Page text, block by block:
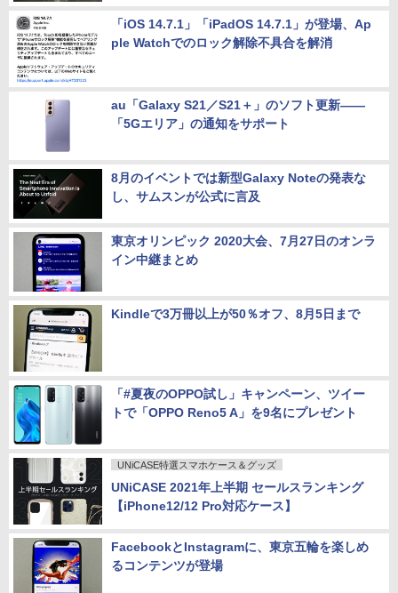
「iOS 14.7.1」「iPadOS 14.7.1」が登場、Ap
ple Watchでのロック解除不具合を解消
au「Galaxy S21／S21＋」のソフト更新――
「5Gエリア」の通知をサポート
8月のイベントでは新型Galaxy Noteの発表な
し、サムスンが公式に言及
東京オリンピック 2020大会、7月27日のオンラ
イン中継まとめ
Kindleで3万冊以上が50％オフ、8月5日まで
「#夏夜のOPPO試し」キャンペーン、ツイー
トで「OPPO Reno5 A」を9名にプレゼント
UNiCASE特選スマホケース＆グッズ
UNiCASE 2021年上半期 セールスランキング
【iPhone12/12 Pro対応ケース】
FacebookとInstagramに、東京五輪を楽しめ
るコンテンツが登場